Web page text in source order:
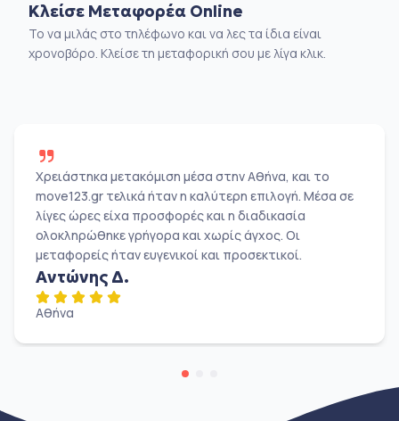
Κλείσε Μεταφορέα Online
Το να μιλάς στο τηλέφωνο και να λες τα ίδια είναι
χρονοβόρο. Κλείσε τη μεταφορική σου με λίγα κλικ.
Χρειάστηκα μετακόμιση μέσα στην Αθήνα, και το
move123.gr τελικά ήταν η καλύτερη επιλογή. Μέσα σε
λίγες ώρες είχα προσφορές και η διαδικασία
ολοκληρώθηκε γρήγορα και χωρίς άγχος. Οι
μεταφορείς ήταν ευγενικοί και προσεκτικοί.
Αντώνης Δ.
Αθήνα